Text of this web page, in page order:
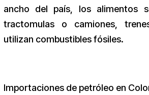
ancho del país, los alimentos
tractomulas o camiones,
utilizan combustibles fósiles.
Importaciones de petróleo en